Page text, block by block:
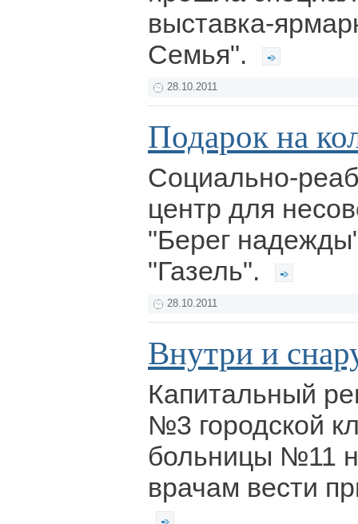
выставка-
Семья".
28.10.2011
Подарок на
Социально-
центр для
"Берег
"Газель".
28.10.2011
Внутри и
Капитальный
№3 городской
больницы №11
врачам вести